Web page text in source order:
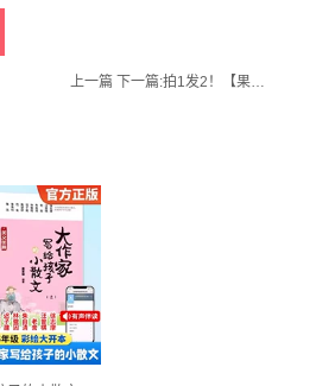
上一篇 下一篇: 拍1发2！【果绅士旗舰店】正宗东北黑木耳干货共500g